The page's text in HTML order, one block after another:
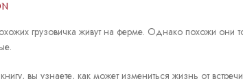
грузовичка живут на ферме. Однако похожи они
книгу, вы узнаете, как может измениться жизнь от